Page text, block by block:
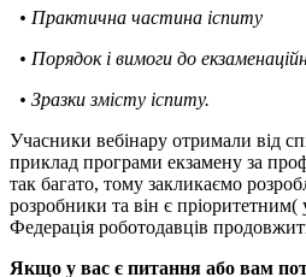
• Практична частина іспиту
• Порядок і вимоги до
• Зразки змісту іспиту.
Учасники вебінару отримали від
приклад програми екзамену за
так багато, тому закликаємо
розробники та він є
Федерація роботодавців
Якщо у вас є питання або вам